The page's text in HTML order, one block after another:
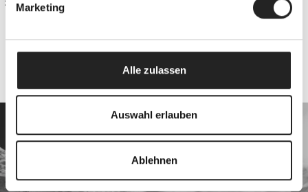
Marketing
Alle zulassen
Auswahl erlauben
Ablehnen
ALLE FAQ ANSEHEN
experience.